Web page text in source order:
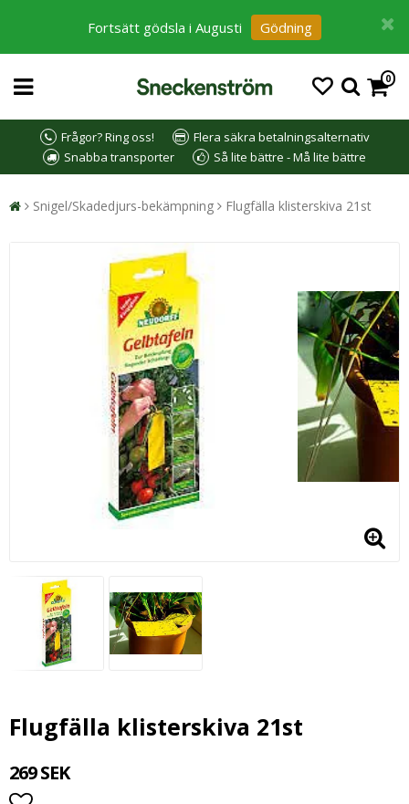
Fortsätt gödsla i Augusti Gödning
0
Frågor? Ring oss!
Flera säkra betalningsalternativ
Snabba transporter
Så lite bättre - Må lite bättre
Snigel/Skadedjurs-bekämpning Flugfälla klisterskiva 21st
Flugfälla klisterskiva 21st
269 SEK